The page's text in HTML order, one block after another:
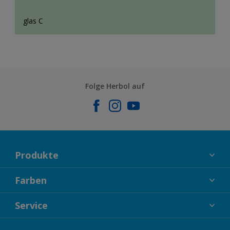
glas C
Folge Herbol auf
Produkte
FASSADENFARBEN
INNENFARBEN
LACKE
Farben
KOLLEKTIONEN
FARBTRENDS
Service